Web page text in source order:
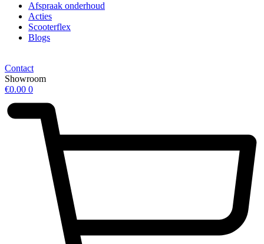
Afspraak onderhoud
Acties
Scooterflex
Blogs
Contact
Showroom
€0.00 0